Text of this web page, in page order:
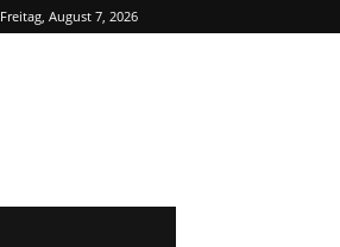
Freitag, August 7, 2026